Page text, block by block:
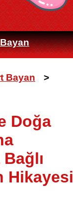
Bayan >
Doğa
Hikayesi